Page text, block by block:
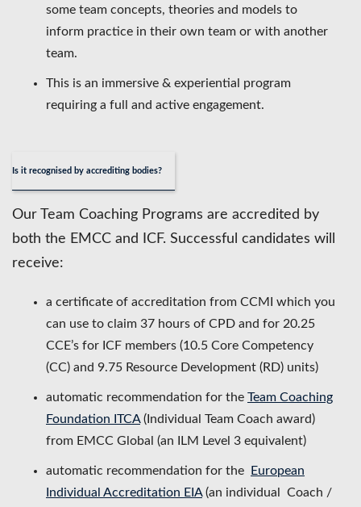
some team concepts, theories and models to
inform practice in their own team or with another
team.
This is an immersive & experiential program
requiring a full and active engagement.
Is it recognised by accrediting bodies?
Our Team Coaching Programs are accredited by
both the EMCC and ICF. Successful candidates will
receive:
a certificate of accreditation from CCMI which you
can use to claim 37 hours of CPD and for 20.25
CCE’s for ICF members (10.5 Core Competency
(CC) and 9.75 Resource Development (RD) units)
automatic recommendation for the Team Coaching
Foundation ITCA(Individual Team Coach award)
from EMCC Global (an ILM Level 3 equivalent)
automatic recommendation for the
European
Individual Accreditation EIA(an individual Coach /